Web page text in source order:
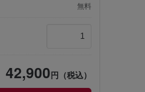
無料
42,900円（税込）